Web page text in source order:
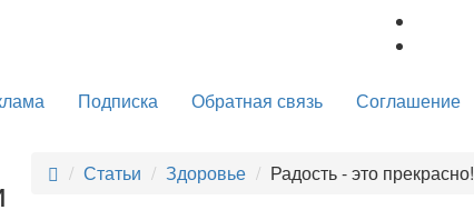
Подписка Обратная связь Соглашение
Статьи Здоровье Радость - это прекрасно!